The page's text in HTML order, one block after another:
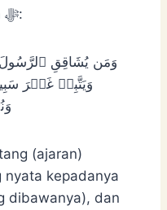
Sebagaimana firman Allah ﷻ:
وَمَن يُشَاقِقِ
وَيَتَّبِعۡ غَيۡرَ
(ajaran)
nyata kepadanya
dibawanya), dan